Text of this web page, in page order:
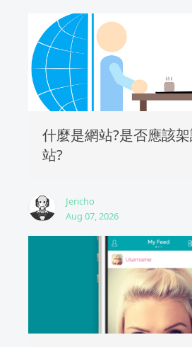
什麼是網站?是否應該
站?
Jericho
Aug 07, 2026